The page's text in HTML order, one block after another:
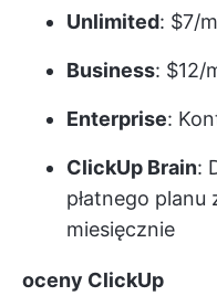
Unlimited: $7/
Business: $12/
Enterprise:
ClickUp Brain:
płatnego planu
miesięcznie
oceny ClickUp